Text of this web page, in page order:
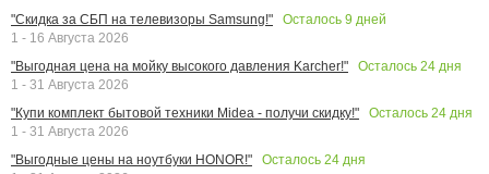
"Скидка за СБП на телевизоры Samsung!"
Осталось 9 дней
1 - 16 Августа 2026
"Выгодная цена на мойку высокого давления Karcher!"
Осталось 24 дня
1 - 31 Августа 2026
"Купи комплект бытовой техники Midea - получи скидку!"
Осталось 24 дня
1 - 31 Августа 2026
"Выгодные цены на ноутбуки HONOR!"
Осталось 24 дня